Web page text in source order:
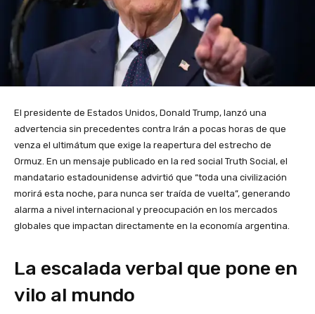
El presidente de Estados Unidos, Donald Trump, lanzó una
advertencia sin precedentes contra Irán a pocas horas de que
venza el ultimátum que exige la reapertura del estrecho de
Ormuz. En un mensaje publicado en la red social Truth Social, el
mandatario estadounidense advirtió que “toda una civilización
morirá esta noche, para nunca ser traída de vuelta”, generando
alarma a nivel internacional y preocupación en los mercados
globales que impactan directamente en la economía argentina.
La escalada verbal que pone en
vilo al mundo